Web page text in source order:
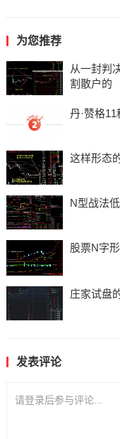
为您推荐
从一封判
割散户的
丹·赞格
这样形态
N型战法
股票N字
庄家试盘
发表评论
请登录后参与评论...